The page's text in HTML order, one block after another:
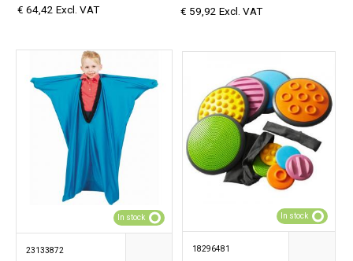
€ 64,42 Excl. VAT € 59,92 Excl. VAT
23133872
In stock
18296481
In stock